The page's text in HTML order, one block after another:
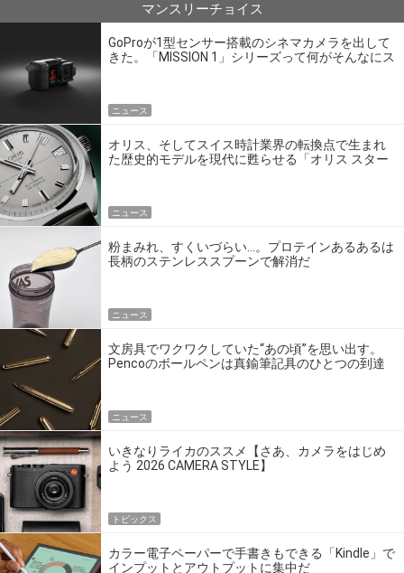
マンスリーチョイス
GoProが1型センサー搭載のシネマカメラを出して
きた。「MISSION 1」シリーズって何がそんなにス
ニュース
オリス、そしてスイス時計業界の転換点で生まれ
た歴史的モデルを現代に甦らせる「オリス スター
ニュース
粉まみれ、すくいづらい…。プロテインあるあるは
長柄のステンレススプーンで解消だ
ニュース
文房具でワクワクしていた“あの頃”を思い出す。
Pencoのボールペンは真鍮筆記具のひとつの到達
ニュース
いきなりライカのススメ【さあ、カメラをはじめ
よう 2026 CAMERA STYLE】
トピックス
カラー電子ペーパーで手書きもできる「Kindle」で
インプットとアウトプットに集中だ